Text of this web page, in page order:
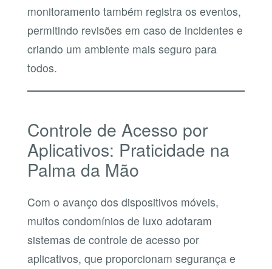
monitoramento também registra os eventos,
permitindo revisões em caso de incidentes e
criando um ambiente mais seguro para
todos.
Controle de Acesso por
Aplicativos: Praticidade na
Palma da Mão
Com o avanço dos dispositivos móveis,
muitos condomínios de luxo adotaram
sistemas de controle de acesso por
aplicativos, que proporcionam segurança e